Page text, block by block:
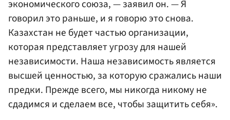
экономического союза, — заявил он. — Я
говорил это раньше, и я говорю это снова.
Казахстан не будет частью организации,
которая представляет угрозу для нашей
независимости. Наша независимость является
высшей ценностью, за которую сражались наши
предки. Прежде всего, мы никогда никому не
сдадимся и сделаем все, чтобы защитить себя».